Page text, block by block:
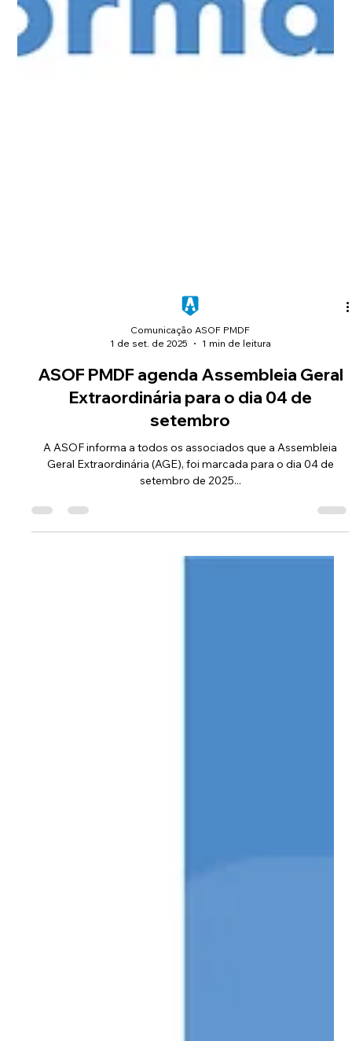
Comunicação ASOF PMDF
1 de set. de 2025
1 min de leitura
ASOF PMDF agenda Assembleia Geral
Extraordinária para o dia 04 de
setembro
A ASOF informa a todos os associados que a Assembleia
setembro de 2025...